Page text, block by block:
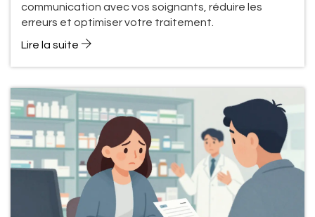
communication avec vos soignants, réduire les
erreurs et optimiser votre traitement.
Lire la suite